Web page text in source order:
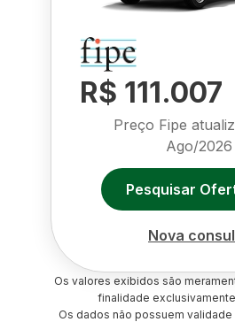
R$ 111.007
Preço Fipe
Ago/2026
Pesquisar
Nova
Os valores exibidos são
finalidade
Os dados não possuem